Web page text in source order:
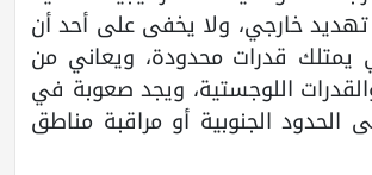
خارجي، ولا يخفى على أحد أن
يمتلك قدرات محدودة، ويعاني من
اللوجستية، ويجد صعوبة في
الحدود الجنوبية أو مراقبة مناطق